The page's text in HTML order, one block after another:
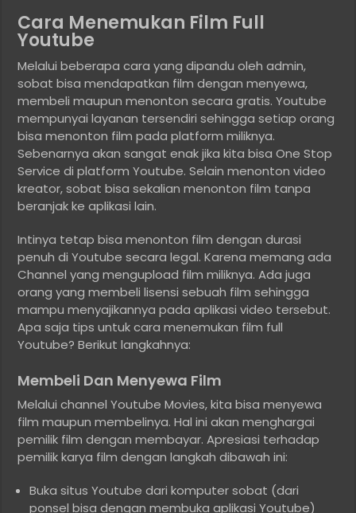
Cara Menemukan Film Full
Youtube
Melalui beberapa cara yang dipandu oleh admin,
sobat bisa mendapatkan film dengan menyewa,
membeli maupun menonton secara gratis. Youtube
mempunyai layanan tersendiri sehingga setiap orang
bisa menonton film pada platform miliknya.
Sebenarnya akan sangat enak jika kita bisa One Stop
Service di platform Youtube. Selain menonton video
kreator, sobat bisa sekalian menonton film tanpa
beranjak ke aplikasi lain.
Intinya tetap bisa menonton film dengan durasi
penuh di Youtube secara legal. Karena memang ada
Channel yang mengupload film miliknya. Ada juga
orang yang membeli lisensi sebuah film sehingga
mampu menyajikannya pada aplikasi video tersebut.
Apa saja tips untuk cara menemukan film full
Youtube? Berikut langkahnya:
Membeli Dan Menyewa Film
Melalui channel Youtube Movies, kita bisa menyewa
film maupun membelinya. Hal ini akan menghargai
pemilik film dengan membayar. Apresiasi terhadap
pemilik karya film dengan langkah dibawah ini:
Buka situs Youtube dari komputer sobat (dari
ponsel bisa dengan membuka aplikasi Youtube)